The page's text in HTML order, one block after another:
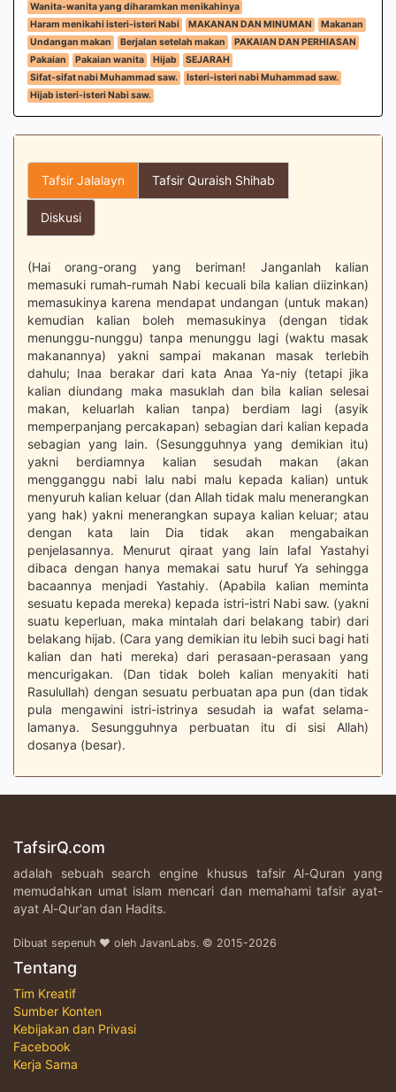
Wanita-wanita yang diharamkan menikahinya
Haram menikahi isteri-isteri Nabi
MAKANAN DAN MINUMAN
Makanan
Undangan makan
Berjalan setelah makan
PAKAIAN DAN PERHIASAN
Pakaian
Pakaian wanita Hijab
SEJARAH
Sifat-sifat nabi Muhammad saw.
Isteri-isteri nabi Muhammad saw.
Hijab isteri-isteri Nabi saw.
Tafsir Jalalayn Tafsir Quraish Shihab
Diskusi
(Hai orang-orang yang beriman! Janganlah kalian
memasuki rumah-rumah Nabi kecuali bila kalian diizinkan)
memasukinya karena mendapat undangan (untuk makan)
kemudian kalian boleh memasukinya (dengan tidak
menunggu-nunggu) tanpa menunggu lagi (waktu masak
makanannya) yakni sampai makanan masak terlebih
dahulu; Inaa berakar dari kata Anaa Ya-niy (tetapi jika
kalian diundang maka masuklah dan bila kalian selesai
makan, keluarlah kalian tanpa) berdiam lagi (asyik
memperpanjang percakapan) sebagian dari kalian kepada
sebagian yang lain. (Sesungguhnya yang demikian itu)
yakni berdiamnya kalian sesudah makan (akan
mengganggu nabi lalu nabi malu kepada kalian) untuk
menyuruh kalian keluar (dan Allah tidak malu menerangkan
yang hak) yakni menerangkan supaya kalian keluar; atau
dengan kata lain Dia tidak akan mengabaikan
penjelasannya. Menurut qiraat yang lain lafal Yastahyi
dibaca dengan hanya memakai satu huruf Ya sehingga
bacaannya menjadi Yastahiy. (Apabila kalian meminta
sesuatu kepada mereka) kepada istri-istri Nabi saw. (yakni
suatu keperluan, maka mintalah dari belakang tabir) dari
belakang hijab. (Cara yang demikian itu lebih suci bagi hati
kalian dan hati mereka) dari perasaan-perasaan yang
mencurigakan. (Dan tidak boleh kalian menyakiti hati
Rasulullah) dengan sesuatu perbuatan apa pun (dan tidak
pula mengawini istri-istrinya sesudah ia wafat selama-
lamanya. Sesungguhnya perbuatan itu di sisi Allah)
dosanya (besar).
TafsirQ.com
adalah sebuah search engine khusus tafsir Al-Quran yang
memudahkan umat islam mencari dan memahami tafsir ayat-
ayat Al-Qur'an dan Hadits.
Dibuat sepenuh ♥ oleh JavanLabs. © 2015-2026
Tentang
Tim Kreatif
Sumber Konten
Kebijakan dan Privasi
Facebook
Kerja Sama